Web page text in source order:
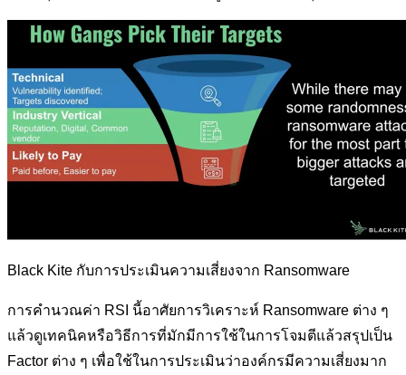
Black Kite กับการประเมินความเสี่ยงจาก Ransomware
การคำนวณค่า RSI นี้อาศัยการวิเคราะห์ Ransomware ต่าง ๆ
แล้วดูเทคนิคหรือวิธีการที่มักมีการใช้ในการโจมตีแล้วสรุปเป็น
Factor ต่าง ๆ เพื่อใช้ในการประเมินว่าองค์กรมีความเสี่ยงมาก